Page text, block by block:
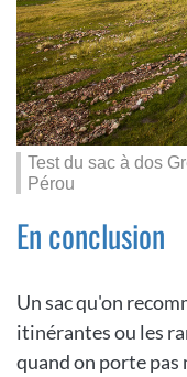
Test du sac à dos
Pérou
En conclusion
Un sac qu'on
itinérantes ou les
quand on porte